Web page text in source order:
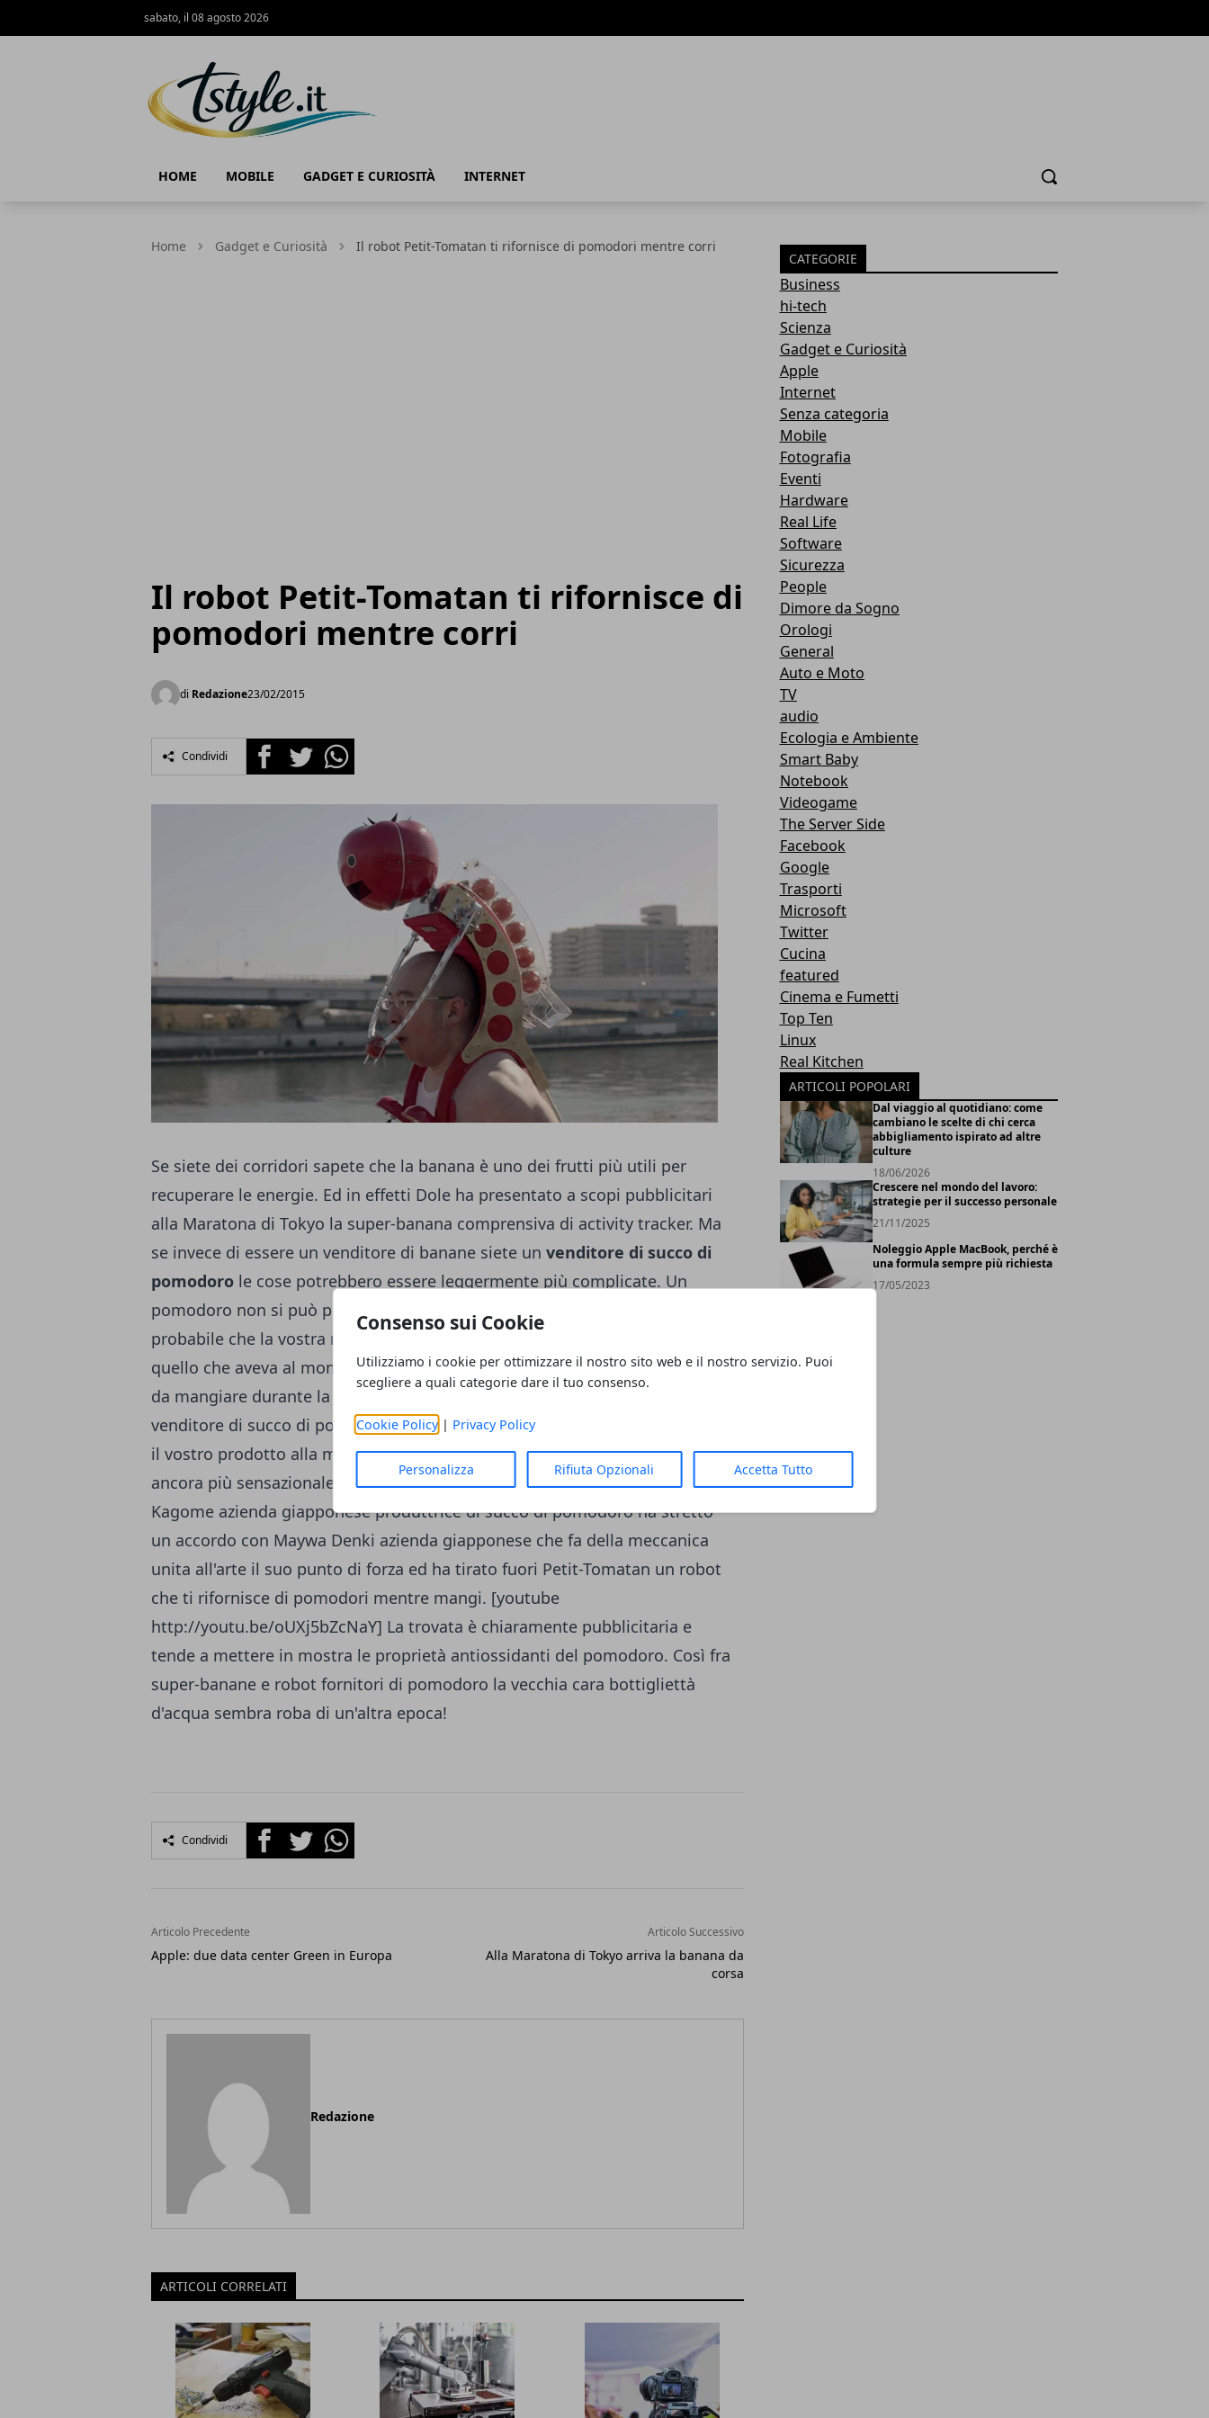
Consenso sui Cookie
Utilizziamo i cookie per ottimizzare il nostro sito web e il nostro servizio. Puoi
scegliere a quali categorie dare il tuo consenso.
Cookie Policy| Privacy Policy
Personalizza Rifiuta Opzionali Accetta Tutto
sabato, il 08 agosto 2026
HOME MOBILE GADGET E CURIOSITÀ INTERNET Cerca
Home Gadget e Curiosità Il robot Petit-Tomatan ti rifornisce di pomodori mentre corri
Il robot Petit-Tomatan ti rifornisce di
pomodori mentre corri
di Redazione23/02/2015
Condividi FacebookTwitterWhatsapp
Se siete dei corridori sapete che la banana è uno dei frutti più utili per
recuperare le energie. Ed in effetti Dole ha presentato a scopi pubblicitari
alla Maratona di Tokyo la super-banana comprensiva di activity tracker. Ma
se invece di essere un venditore di banane siete un venditore di succo di
pomodoro le cose potrebbero essere leggermente più complicate. Un
pomodoro non si può portare al collo mentre si corre perché è molto
probabile che la vostra maglietta arrivi al traguardo di un colore diverso da
quello che aveva al momento della partenza. È anche un frutto complicato
da mangiare durante la corsa, per gli stessi ovvi motivi. Per cui se siete un
venditore di succo di pomodoro e volete inventarvi qualcosa per far vedere
il vostro prodotto alla maratona di Tokyo dovrete inventarvi qualcosa di
ancora più sensazionale della super-banana dotata di activity tracker. Così
Kagome azienda giapponese produttrice di succo di pomodoro ha stretto
un accordo con Maywa Denki azienda giapponese che fa della meccanica
unita all'arte il suo punto di forza ed ha tirato fuori Petit-Tomatan un robot
che ti rifornisce di pomodori mentre mangi. [youtube
http://youtu.be/oUXj5bZcNaY] La trovata è chiaramente pubblicitaria e
tende a mettere in mostra le proprietà antiossidanti del pomodoro. Così fra
super-banane e robot fornitori di pomodoro la vecchia cara bottigliettà
d'acqua sembra roba di un'altra epoca!
Condividi FacebookTwitterWhatsapp
Articolo Precedente
Apple: due data center Green in Europa
Articolo Successivo
Alla Maratona di Tokyo arriva la banana da
corsa
Redazione
ARTICOLI CORRELATI
CATEGORIE
Business
hi-tech
Scienza
Gadget e Curiosità
Apple
Internet
Senza categoria
Mobile
Fotografia
Eventi
Hardware
Real Life
Software
Sicurezza
People
Dimore da Sogno
Orologi
General
Auto e Moto
TV
audio
Ecologia e Ambiente
Smart Baby
Notebook
Videogame
The Server Side
Facebook
Google
Trasporti
Microsoft
Twitter
Cucina
featured
Cinema e Fumetti
Top Ten
Linux
Real Kitchen
ARTICOLI POPOLARI
Dal viaggio al quotidiano: come
cambiano le scelte di chi cerca
abbigliamento ispirato ad altre
culture
18/06/2026
Crescere nel mondo del lavoro:
strategie per il successo personale
21/11/2025
Noleggio Apple MacBook, perché è
una formula sempre più richiesta
17/05/2023